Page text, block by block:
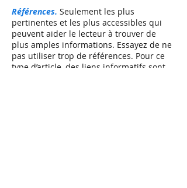
Références. Seulement les plus
pertinentes et les plus accessibles qui
peuvent aider le lecteur à trouver de
plus amples informations. Essayez de ne
pas utiliser trop de références. Pour ce
type d’article, des liens informatifs sont